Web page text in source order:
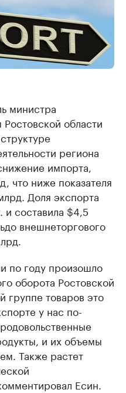
министра
области
региона
импорта,
что ниже показателя
Доля экспорта
и составила $4,5
внешнеторгового
по году произошло
оборота Ростовской
группе товаров это
у нас по-
и их объемы
Также растет
Есин.